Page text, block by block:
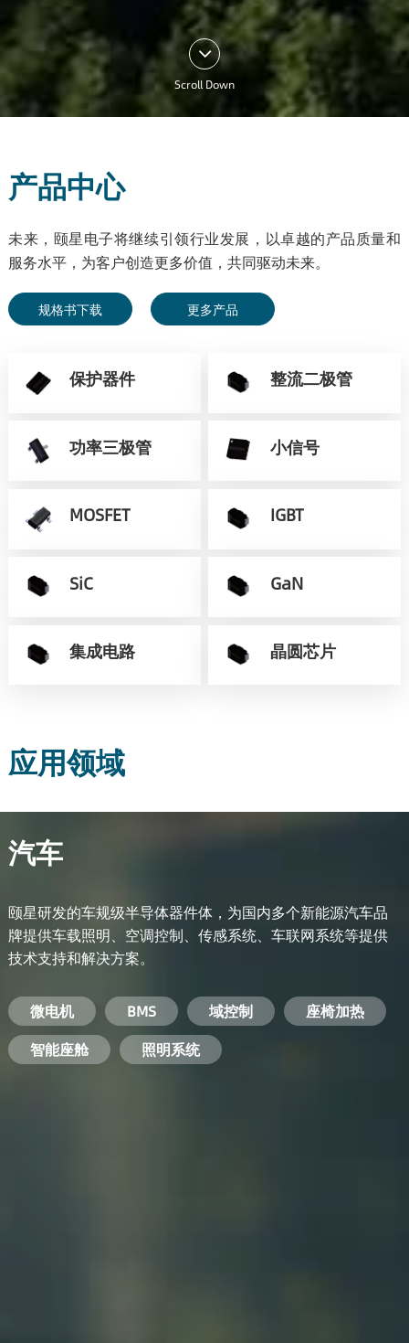
Scroll Down
产品中心
未来，颐星电子将继续引领行业发展，以卓越的产品质量和
服务水平，为客户创造更多价值，共同驱动未来。
规格书下载 更多产品
保护器件 整流二极管
功率三极管 小信号
MOSFET IGBT
SiC GaN
集成电路 晶圆芯片
应用领域
汽车
颐星研发的车规级半导体器件体，为国内多个新能源汽车品
牌提供车载照明、空调控制、传感系统、车联网系统等提供
技术支持和解决方案。
微电机 BMS 域控制
座椅加热
智能座舱
照明系统
电池管理系统
储能逆变器
工业电焊机 变频器
电机驱动
安防摄像头
开关电源 手机充电器
服务器电源
PC电源
电脑 手机 基站 机顶盒
智能农业 智能医疗
智能交通
智能家居